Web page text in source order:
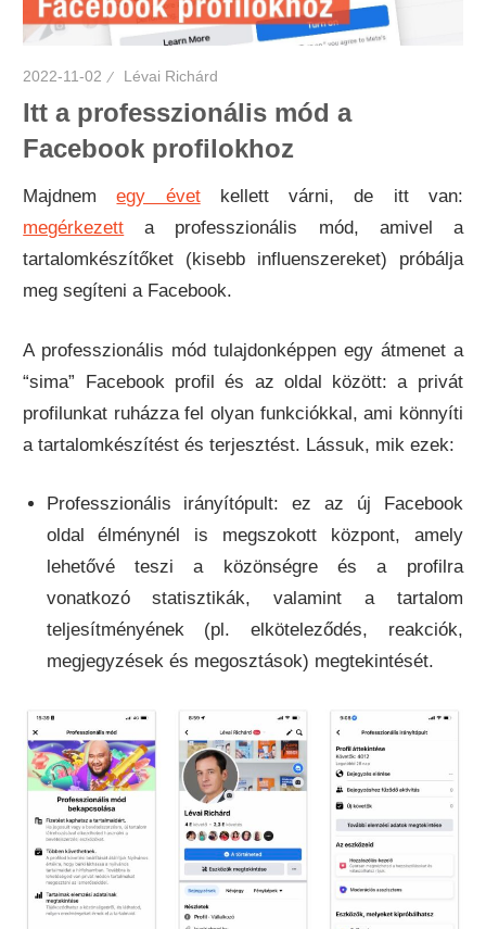
2022-11-02 Lévai Richárd
Itt a professzionális mód a
Facebook profilokhoz
Majdnemegy évetkellett várni, de itt van:
megérkezett a professzionális mód, amivel a
tartalomkészítőket (kisebb influenszereket) próbálja
meg segíteni a Facebook.
A professzionális mód tulajdonképpen egy átmenet a
“sima” Facebook profil és az oldal között: a privát
profilunkat ruházza fel olyan funkciókkal, ami könnyíti
a tartalomkészítést és terjesztést. Lássuk, mik ezek:
Professzionális irányítópult: ez az új Facebook
oldal élménynél is megszokott központ, amely
lehetővé teszi a közönségre és a profilra
vonatkozó statisztikák, valamint a tartalom
teljesítményének (pl. elköteleződés, reakciók,
megjegyzések és megosztások) megtekintését.